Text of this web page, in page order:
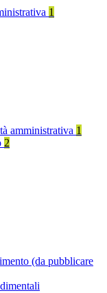
1
amministrativa 1
2
(da pubblicare